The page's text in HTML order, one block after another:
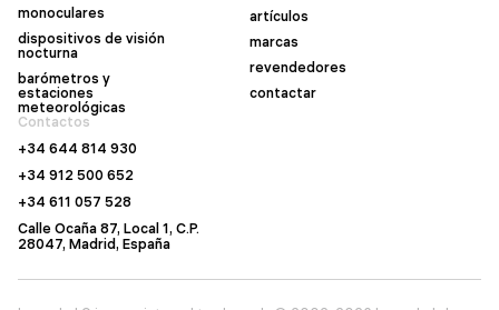
monoculares
dispositivos de visión
nocturna
barómetros y
estaciones
meteorológicas
artículos
marcas
revendedores
contactar
Contactos
+34 644 814 930
+34 912 500 652
+34 611 057 528
Calle Ocaña 87, Local 1, C.P.
28047, Madrid, España